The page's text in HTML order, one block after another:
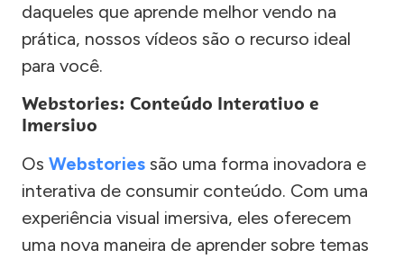
daqueles que aprende melhor vendo na
prática, nossos vídeos são o recurso ideal
para você.
Webstories: Conteúdo Interativo e
Imersivo
Os Webstories são uma forma inovadora e
interativa de consumir conteúdo. Com uma
experiência visual imersiva, eles oferecem
uma nova maneira de aprender sobre temas